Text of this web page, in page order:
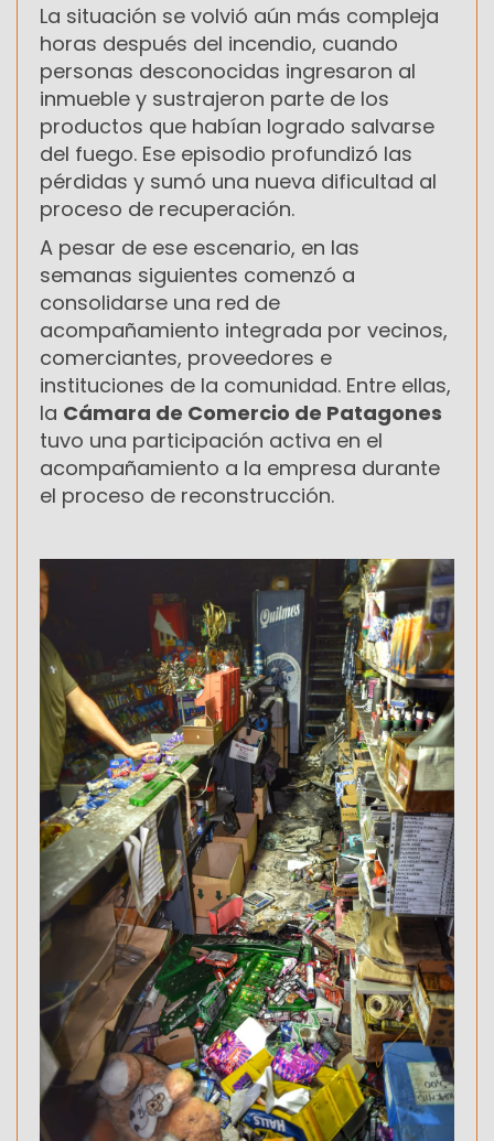
La situación se volvió aún más compleja
horas después del incendio, cuando
personas desconocidas ingresaron al
inmueble y sustrajeron parte de los
productos que habían logrado salvarse
del fuego. Ese episodio profundizó las
pérdidas y sumó una nueva dificultad al
proceso de recuperación.
A pesar de ese escenario, en las
semanas siguientes comenzó a
consolidarse una red de
acompañamiento integrada por vecinos,
comerciantes, proveedores e
instituciones de la comunidad. Entre ellas,
la Cámara de Comercio de Patagones
tuvo una participación activa en el
acompañamiento a la empresa durante
el proceso de reconstrucción.